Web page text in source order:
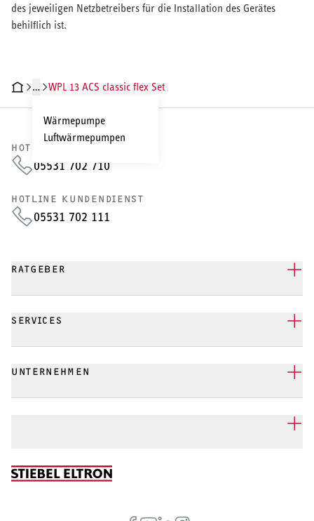
des jeweiligen Netzbetreibers für die Installation des Gerätes
behilflich ist.
TECHNISCHE DATEN
…
Wärmepumpe
Luftwärmepumpen
WPL 13 ACS classic flex Set
HOTLINE VERTRIEB
05531 702 710
HOTLINE KUNDENDIENST
05531 702 111
RATGEBER
SERVICES
UNTERNEHMEN